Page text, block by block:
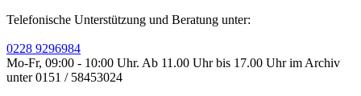
Telefonische Unterstützung und Beratung unter:
0228 9296984
Mo-Fr, 09:00 - 10:00 Uhr. Ab 11.00 Uhr bis 17.00 Uhr im Archiv
unter 0151 / 58453024